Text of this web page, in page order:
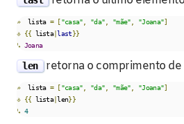
»
  lista
= ["casa" "da" "mãe" "Joana"]
⎀ {{ lista|last}}
↳ Joana
len retorna o comprimento de
»
  lista
= ["casa" "da" "mãe" "Joana"]
⎀ {{ lista|len}}
↳ 4